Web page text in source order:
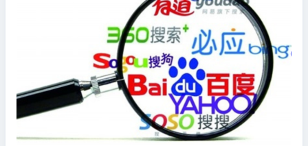
各
大
搜
索
引
擎
在
中
国